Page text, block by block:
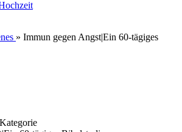
» Immun gegen Angst|Ein 60-tägiges